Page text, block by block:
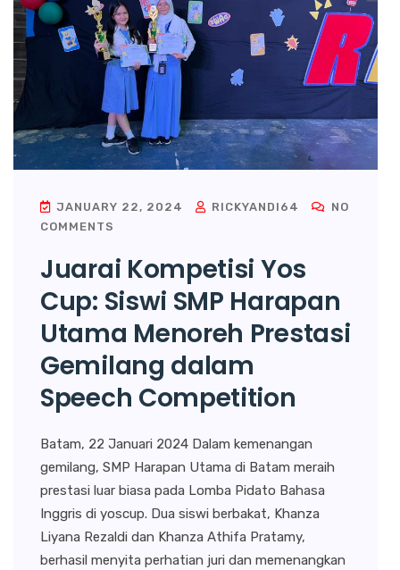
JANUARY 22, 2024 RICKYANDI64
NO
COMMENTS
Juarai Kompetisi Yos
Cup: Siswi SMP Harapan
Utama Menoreh Prestasi
Gemilang dalam
Speech Competition
Batam, 22 Januari 2024 Dalam kemenangan
gemilang, SMP Harapan Utama di Batam meraih
prestasi luar biasa pada Lomba Pidato Bahasa
Inggris di yoscup. Dua siswi berbakat, Khanza
Liyana Rezaldi dan Khanza Athifa Pratamy,
berhasil menyita perhatian juri dan memenangkan